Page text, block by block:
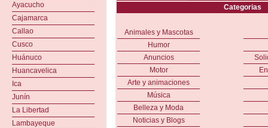
Ayacucho
Cajamarca
Callao
Cusco
Huánuco
Huancavelica
Ica
Junín
La Libertad
Lambayeque
Categorias
Animales y Mascotas
Humor
Anuncios
Motor
Arte y animaciones
Música
Belleza y Moda
Noticias y Blogs